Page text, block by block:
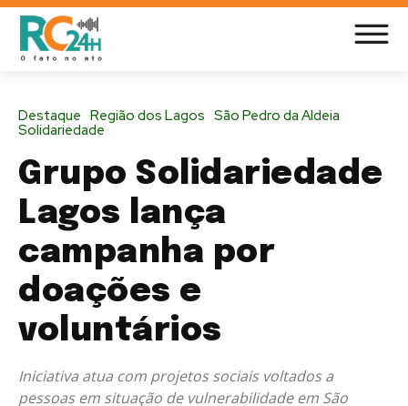
Destaque Região dos Lagos São Pedro da Aldeia
Solidariedade
Grupo Solidariedade
Lagos lança
campanha por
doações e
voluntários
Iniciativa atua com projetos sociais voltados a
pessoas em situação de vulnerabilidade em São